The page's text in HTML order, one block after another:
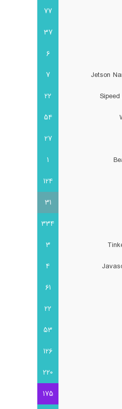
77
37
6
7
22
54
27
1
124
31
334
3
4
61
22
53
126
220
175